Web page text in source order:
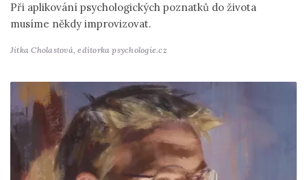
Při aplikování psychologických poznatků do života
musíme někdy improvizovat.
Jitka Cholastová,editorka psychologie.cz